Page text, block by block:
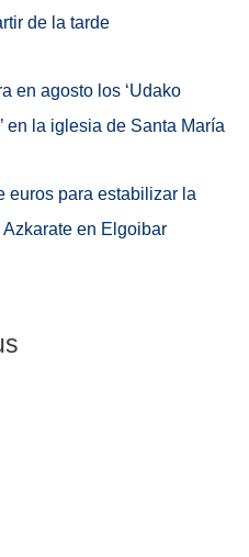
de la tarde
en agosto los ‘Udako
en la iglesia de Santa María
euros para estabilizar la
Azkarate en Elgoibar